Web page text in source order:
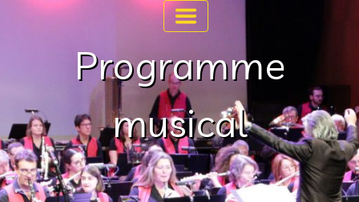
Programme
musical